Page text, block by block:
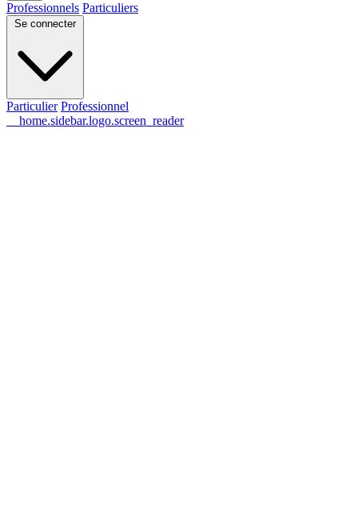
Professionnels Particuliers
Se connecter
Particulier Professionnel
__home.sidebar.logo.screen_reader